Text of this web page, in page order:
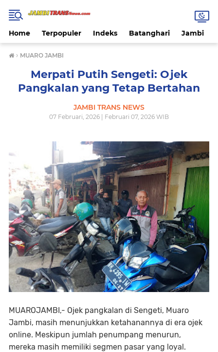
Home Terpopuler Indeks Batanghari Jambi
› MUARO JAMBI
Merpati Putih Sengeti: Ojek
Pangkalan yang Tetap Bertahan
JAMBI TRANS NEWS
07 Februari, 2026 | Februari 07, 2026 WIB
MUAROJAMBI,- Ojek pangkalan di Sengeti, Muaro
Jambi, masih menunjukkan ketahanannya di era ojek
online. Meskipun jumlah penumpang menurun,
mereka masih memiliki segmen pasar yang loyal.